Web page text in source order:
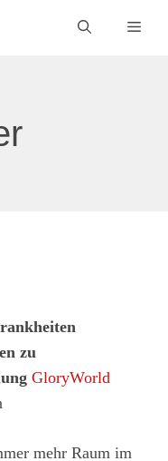
zu
GloryWorld
mehr Raum im